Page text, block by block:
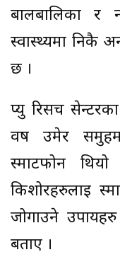
बालबालिका र
स्वास्थ्यमा निकै
छ ।
प्यु रिर्सच
वर्ष उमेर
स्मार्टफोन
किशोरहरुलाई
जोगाउने
बताए ।